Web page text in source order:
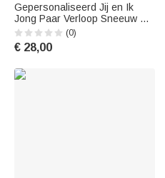
Gepersonaliseerd Jij en Ik
Jong Paar Verloop Sneeuw T-
shirt Verjaardag Dagelijkse
Dracht
(0)
€ 28,00